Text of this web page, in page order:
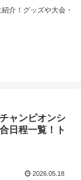
介！グッズや大会・
ャンピオンシ
日程一覧！ト
2026.05.18